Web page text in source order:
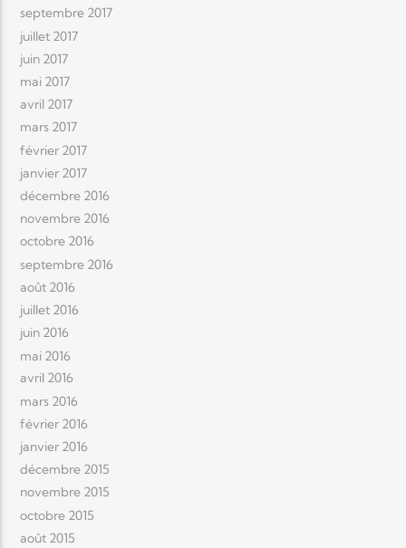
septembre 2017
juillet 2017
juin 2017
mai 2017
avril 2017
mars 2017
février 2017
janvier 2017
décembre 2016
novembre 2016
octobre 2016
septembre 2016
août 2016
juillet 2016
juin 2016
mai 2016
avril 2016
mars 2016
février 2016
janvier 2016
décembre 2015
novembre 2015
octobre 2015
août 2015